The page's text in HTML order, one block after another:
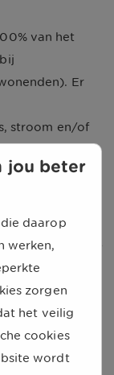
van het
Er
stroom en/of
huishouden.
je dit jaar een
je
Je
met je
jou beter
daarop
werken,
zorgen
het veilig
cookies
wordt